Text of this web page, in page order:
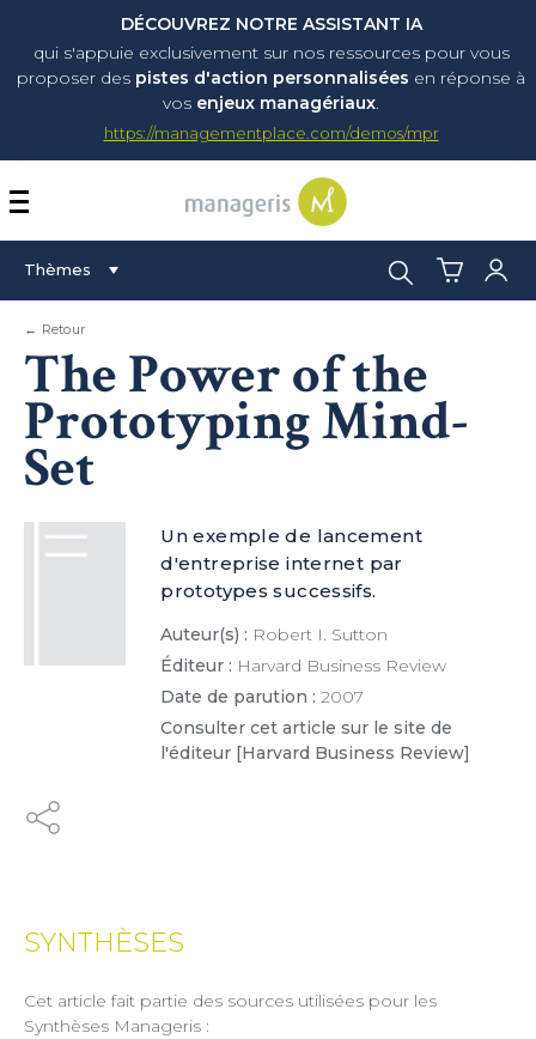
DÉCOUVREZ NOTRE ASSISTANT IA
qui s'appuie exclusivement sur nos ressources pour vous
proposer des pistes d'action personnalisées en réponse à
vos enjeux managériaux.
https://managementplace.com/demos/mpr
AFFICHER OU
Thèmes Rechercher :
← Retour
The Power of the
Prototyping Mind-
Set
Un exemple de lancement
d'entreprise internet par
prototypes successifs.
Auteur(s) : Robert I. Sutton
Éditeur : Harvard Business Review
Date de parution : 2007
Consulter cet article sur le site de
l'éditeur [Harvard Business Review]
SYNTHÈSES
Cet article fait partie des sources utilisées pour les
Synthèses Manageris :